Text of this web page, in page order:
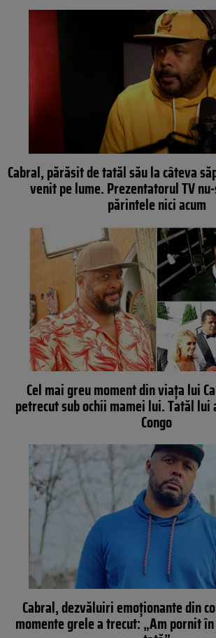
Cabral, părăsit de tatăl său la câteva
venit pe lume. Prezentatorul TV
părintele nici acum
Cel mai greu moment din viața lui
petrecut sub ochii mamei lui. Tatăl
Congo
Cabral, dezvăluiri emoţionante din
momente grele a trecut: „Am pornit